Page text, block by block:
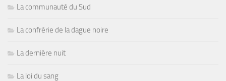
La communauté du Sud
La confrérie de la dague noire
La dernière nuit
La loi du sang